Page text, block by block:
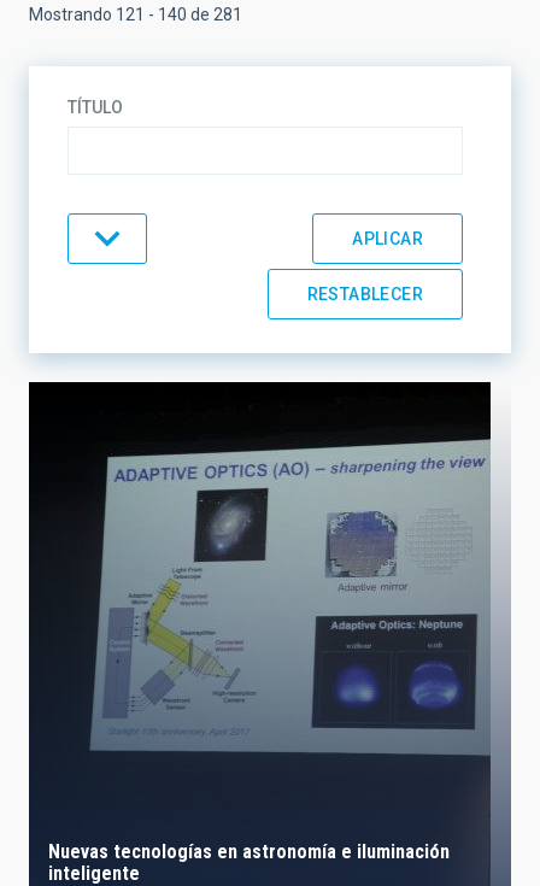
Mostrando 121 - 140 de 281
TÍTULO
LÍNEAS DE INSTRUMENTACIÓN
LÍNEAS IACTEC
ASTROFÍSICAS
Nuevas tecnologías en astronomía e iluminación
inteligente